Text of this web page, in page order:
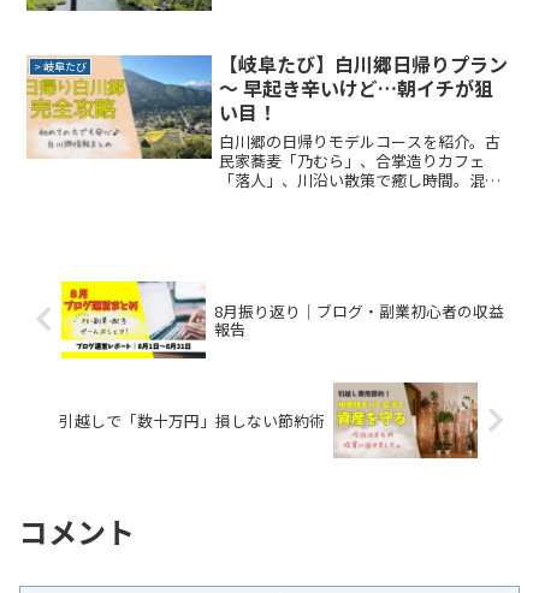
嬉しいです。 美濃...
> 岐阜たび
【岐阜たび】白川郷日帰りプラン
〜 早起き辛いけど…朝イチが狙
い目！
白川郷の日帰りモデルコースを紹介。古
民家蕎麦「乃むら」、合掌造りカフェ
「落人」、川沿い散策で癒し時間。混雑
8月振り返り｜ブログ・副業初心者の収益
報告
引越しで「数十万円」損しない節約術
コメント